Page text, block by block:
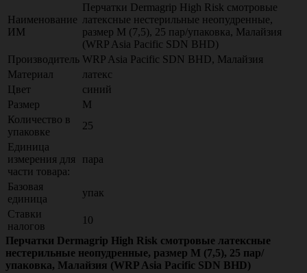
Наименование
ИМ
Перчатки Dermagrip High Risk смотровые
латексные нестерильные неопудренные,
размер M (7,5), 25 пар/упаковка, Малайзия
(WRP Asia Pacific SDN BHD)
Производитель WRP Asia Pacific SDN BHD, Малайзия
Материал
латекс
Цвет
синий
Размер
M
Количество в
упаковке
25
Единица
измерения для
части товара:
пара
Базовая
единица
упак
Ставки
налогов
10
Перчатки Dermagrip High Risk смотровые латексные
нестерильные неопудренные, размер M (7,5), 25 пар/
упаковка, Малайзия (WRP Asia Pacific SDN BHD)